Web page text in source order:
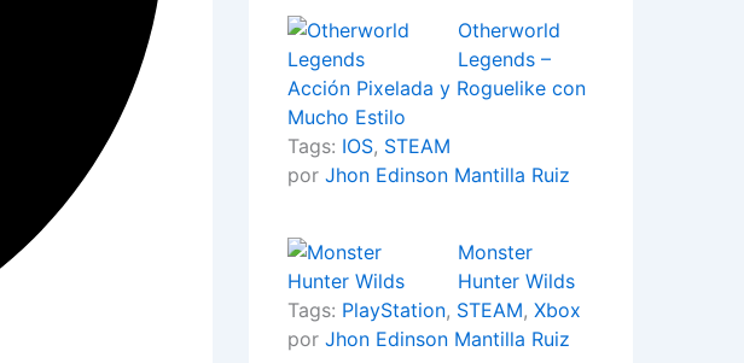
Otherworld
Legends –
Acción Pixelada y Roguelike con
Mucho Estilo
Tags: IOS, STEAM
por Jhon Edinson Mantilla Ruiz
Monster
Hunter Wilds
Tags: PlayStation, STEAM, Xbox
por Jhon Edinson Mantilla Ruiz